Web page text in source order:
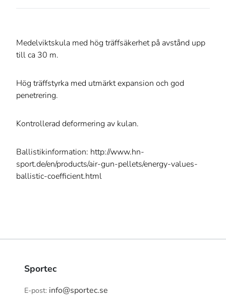
Medelviktskula med hög träffsäkerhet på avstånd upp
till ca 30 m.
Hög träffstyrka med utmärkt expansion och god
penetrering.
Kontrollerad deformering av kulan.
Ballistikinformation: http://www.hn-
sport.de/en/products/air-gun-pellets/energy-values-
ballistic-coefficient.html
Sportec
E-post: info@sportec.se